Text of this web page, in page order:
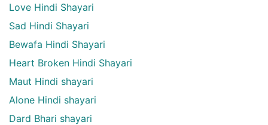
Love Hindi Shayari
Sad Hindi Shayari
Bewafa Hindi Shayari
Heart Broken Hindi Shayari
Maut Hindi shayari
Alone Hindi shayari
Dard Bhari shayari